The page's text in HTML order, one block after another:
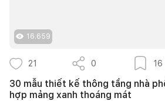
16.659
21 0 16
30 mẫu thiết kế thông tầng nhà
hợp mảng xanh thoáng mát